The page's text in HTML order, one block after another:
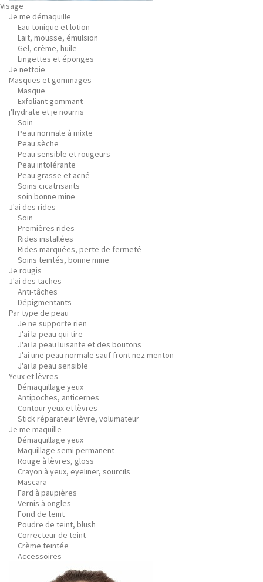
Visage
Je me démaquille
Eau tonique et lotion
Lait, mousse, émulsion
Gel, crème, huile
Lingettes et éponges
Je nettoie
Masques et gommages
Masque
Exfoliant gommant
j'hydrate et je nourris
Soin
Peau normale à mixte
Peau sèche
Peau sensible et rougeurs
Peau intolérante
Peau grasse et acné
Soins cicatrisants
soin bonne mine
J'ai des rides
Soin
Premières rides
Rides installées
Rides marquées, perte de fermeté
Soins teintés, bonne mine
Je rougis
J'ai des taches
Anti-tâches
Dépigmentants
Par type de peau
Je ne supporte rien
J'ai la peau qui tire
J'ai la peau luisante et des boutons
J'ai une peau normale sauf front nez menton
J'ai la peau sensible
Yeux et lèvres
Démaquillage yeux
Antipoches, anticernes
Contour yeux et lèvres
Stick réparateur lèvre, volumateur
Je me maquille
Démaquillage yeux
Maquillage semi permanent
Rouge à lèvres, gloss
Crayon à yeux, eyeliner, sourcils
Mascara
Fard à paupières
Vernis à ongles
Fond de teint
Poudre de teint, blush
Correcteur de teint
Crème teintée
Accessoires